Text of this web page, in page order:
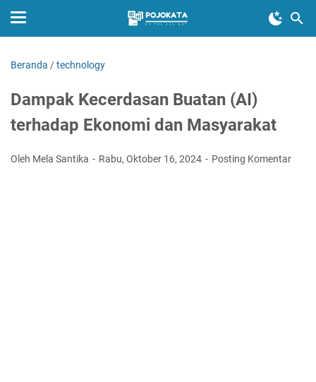
Beranda /technology
Dampak Kecerdasan Buatan (AI)
terhadap Ekonomi dan Masyarakat
Oleh Mela Santika Rabu, Oktober 16, 2024 Posting Komentar